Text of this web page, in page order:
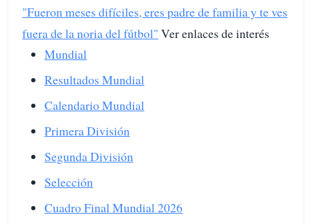
"Fueron meses difíciles, eres padre de familia y te ves
fuera de la noria del fútbol" Ver enlaces de interés
Mundial
Resultados Mundial
Calendario Mundial
Primera División
Segunda División
Selección
Cuadro Final Mundial 2026